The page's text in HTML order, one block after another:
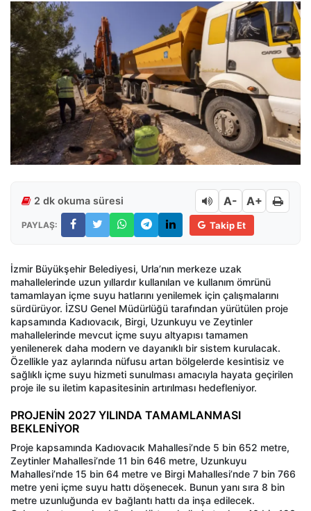
2 dk okuma süresi A- A+
PAYLAŞ: Takip Et
İzmir Büyükşehir Belediyesi, Urla’nın merkeze uzak
mahallelerinde uzun yıllardır kullanılan ve kullanım ömrünü
tamamlayan içme suyu hatlarını yenilemek için çalışmalarını
sürdürüyor. İZSU Genel Müdürlüğü tarafından yürütülen proje
kapsamında Kadıovacık, Birgi, Uzunkuyu ve Zeytinler
mahallelerinde mevcut içme suyu altyapısı tamamen
yenilenerek daha modern ve dayanıklı bir sistem kurulacak.
Özellikle yaz aylarında nüfusu artan bölgelerde kesintisiz ve
sağlıklı içme suyu hizmeti sunulması amacıyla hayata geçirilen
proje ile su iletim kapasitesinin artırılması hedefleniyor.
PROJENİN 2027 YILINDA TAMAMLANMASI
BEKLENİYOR
Proje kapsamında Kadıovacık Mahallesi’nde 5 bin 652 metre,
Zeytinler Mahallesi’nde 11 bin 646 metre, Uzunkuyu
Mahallesi’nde 15 bin 64 metre ve Birgi Mahallesi’nde 7 bin 766
metre yeni içme suyu hattı döşenecek. Bunun yanı sıra 8 bin
metre uzunluğunda ev bağlantı hattı da inşa edilecek.